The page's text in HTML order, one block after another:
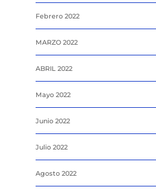
Febrero 2022
MARZO 2022
ABRIL 2022
Mayo 2022
Junio 2022
Julio 2022
Agosto 2022